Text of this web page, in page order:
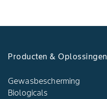
Producten & Oplossingen
Gewasbescherming
Biologicals